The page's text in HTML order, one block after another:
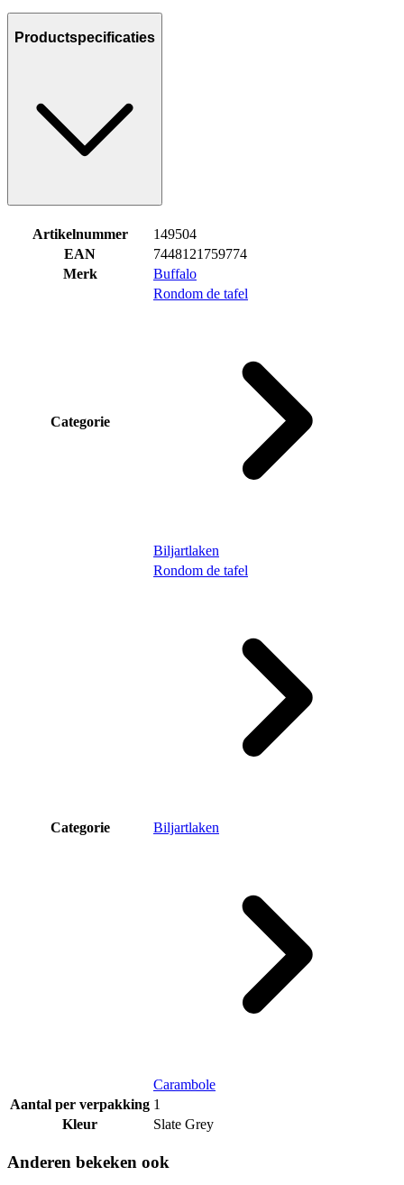
Productspecificaties
Artikelnummer
149504
EAN
7448121759774
Merk
Buffalo
Categorie
Rondom de tafel
Biljartlaken
Categorie
Rondom de tafel
Biljartlaken
Carambole
Aantal per verpakking 1
Kleur
Slate Grey
Anderen bekeken ook